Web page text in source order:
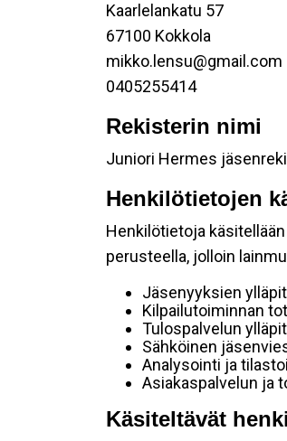
Kaarlelankatu 57
67100 Kokkola
mikko.lensu@gmail.com
0405255414
Rekisterin nimi
Juniori Hermes
Henkilötietojen
Henkilötietoja
perusteella, jolloin
Jäsenyyksien
Kilpailutoiminnan
Tulospalvelun
Sähköinen
Analysointi ja
Asiakaspalvelun ja
Käsiteltävät